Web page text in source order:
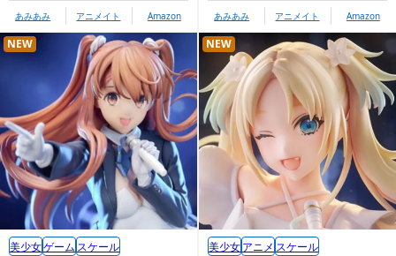
610/
コトブキヤオンラインショップ内商品購入ページ
あみあみ アニメイト Amazon あみあみ アニメイト Amazon
NEW
美少女ゲーム スケール
NEW
美少女アニメ スケール